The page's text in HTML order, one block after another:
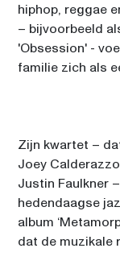
hiphop, reggae
– bijvoorbeeld
'Obsession' -
familie zich als
Zijn kwartet –
Joey
Justin Faulkner
hedendaagse
album
dat de muzikale